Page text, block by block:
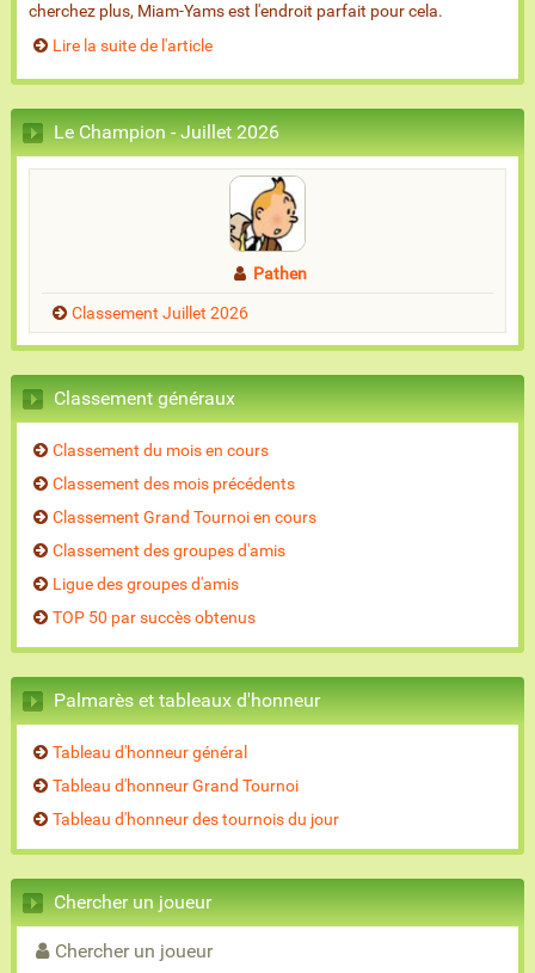
cherchez plus, Miam-Yams est l'endroit parfait pour cela.
Lire la suite de l'article
Le Champion - Juillet 2026
Pathen
Classement Juillet 2026
Classement généraux
Classement du mois en cours
Classement des mois précédents
Classement Grand Tournoi en cours
Classement des groupes d'amis
Ligue des groupes d'amis
TOP 50 par succès obtenus
Palmarès et tableaux d'honneur
Tableau d'honneur général
Tableau d'honneur Grand Tournoi
Tableau d'honneur des tournois du jour
Chercher un joueur
Chercher un joueur